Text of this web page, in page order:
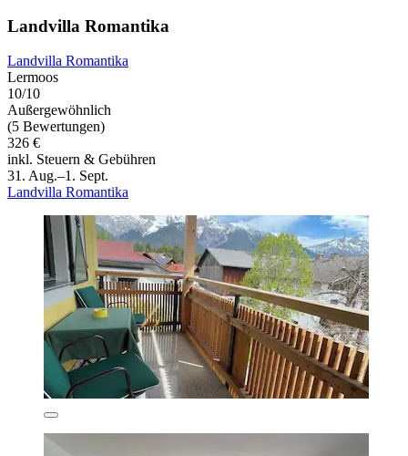
Landvilla Romantika
Landvilla Romantika
Lermoos
10/10
Außergewöhnlich
(5 Bewertungen)
326 €
inkl. Steuern & Gebühren
31. Aug.–1. Sept.
Landvilla Romantika